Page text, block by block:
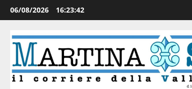
06/08/2026 16:23:43